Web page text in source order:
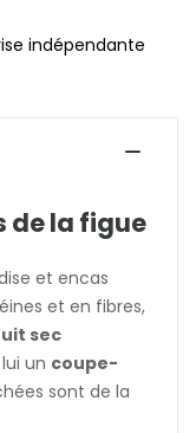
indépendante
de la figue
et encas
et en fibres,
sec
un coupe-
sont de la